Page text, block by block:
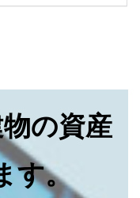
の資産
す。